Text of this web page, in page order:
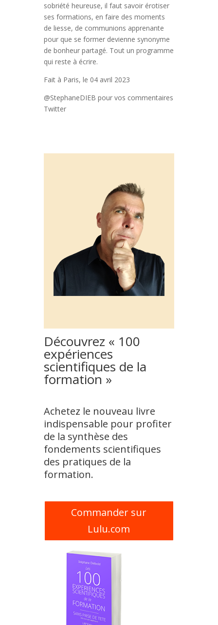
sobriété heureuse, il faut savoir érotiser
ses formations, en faire des moments
de liesse, de communions apprenante
pour que se former devienne synonyme
de bonheur partagé. Tout un programme
qui reste à écrire.
Fait à Paris, le 04 avril 2023
@StephaneDIEB pour vos commentaires
Twitter
Découvrez « 100
expériences
scientifiques de la
formation »
Achetez le nouveau livre
indispensable pour profiter
de la synthèse des
fondements scientifiques
des pratiques de la
formation.
Commander sur
Lulu.com